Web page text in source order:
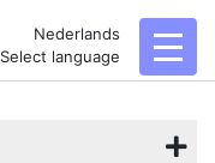
Nederlands
Select language